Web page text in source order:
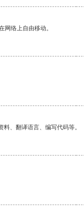
网络上自由移动。
、翻译语言、编写代码等。